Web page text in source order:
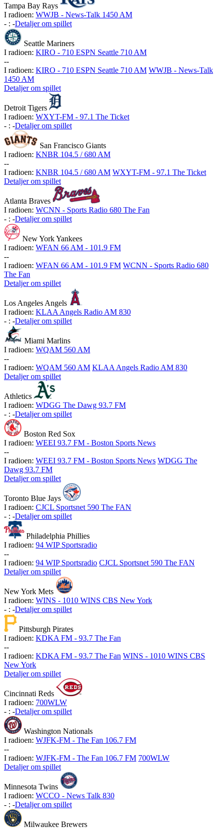
Tampa Bay Rays
I radioen: WWJB - News-Talk 1450 AM
- : -Detaljer om spillet
Seattle Mariners
I radioen: KIRO - 710 ESPN Seattle 710 AM
--
I radioen: KIRO - 710 ESPN Seattle 710 AM WWJB - News-Talk
1450 AM
Detaljer om spillet
Detroit Tigers
I radioen: WXYT-FM - 97.1 The Ticket
- : -Detaljer om spillet
San Francisco Giants
I radioen: KNBR 104.5 / 680 AM
--
I radioen: KNBR 104.5 / 680 AM WXYT-FM - 97.1 The Ticket
Detaljer om spillet
Atlanta Braves
I radioen: WCNN - Sports Radio 680 The Fan
- : -Detaljer om spillet
New York Yankees
I radioen: WFAN 66 AM - 101.9 FM
--
I radioen: WFAN 66 AM - 101.9 FM WCNN - Sports Radio 680
The Fan
Detaljer om spillet
Los Angeles Angels
I radioen: KLAA Angels Radio AM 830
- : -Detaljer om spillet
Miami Marlins
I radioen: WQAM 560 AM
--
I radioen: WQAM 560 AM KLAA Angels Radio AM 830
Detaljer om spillet
Athletics
I radioen: WDGG The Dawg 93.7 FM
- : -Detaljer om spillet
Boston Red Sox
I radioen: WEEI 93.7 FM - Boston Sports News
--
I radioen: WEEI 93.7 FM - Boston Sports News WDGG The
Dawg 93.7 FM
Detaljer om spillet
Toronto Blue Jays
I radioen: CJCL Sportsnet 590 The FAN
- : -Detaljer om spillet
Philadelphia Phillies
I radioen: 94 WIP Sportsradio
--
I radioen: 94 WIP Sportsradio CJCL Sportsnet 590 The FAN
Detaljer om spillet
New York Mets
I radioen: WINS - 1010 WINS CBS New York
- : -Detaljer om spillet
Pittsburgh Pirates
I radioen: KDKA FM - 93.7 The Fan
--
I radioen: KDKA FM - 93.7 The Fan WINS - 1010 WINS CBS
New York
Detaljer om spillet
Cincinnati Reds
I radioen: 700WLW
- : -Detaljer om spillet
Washington Nationals
I radioen: WJFK-FM - The Fan 106.7 FM
--
I radioen: WJFK-FM - The Fan 106.7 FM 700WLW
Detaljer om spillet
Minnesota Twins
I radioen: WCCO - News Talk 830
- : -Detaljer om spillet
Milwaukee Brewers